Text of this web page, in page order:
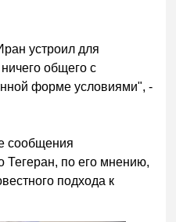
устроил для
общего с
форме условиями", -
сообщения
Тегеран, по его мнению,
подхода к